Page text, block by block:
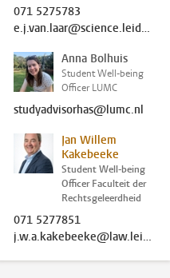
071 5275783
e.j.van.laar@science.leidenuniv.nl
Anna Bolhuis
Student Well-being
Officer LUMC
studyadvisorhas@lumc.nl
Jan Willem
Kakebeeke
Student Well-being
Officer Faculteit der
Rechtsgeleerdheid
071 5277851
j.w.a.kakebeeke@law.leidenuniv.nl